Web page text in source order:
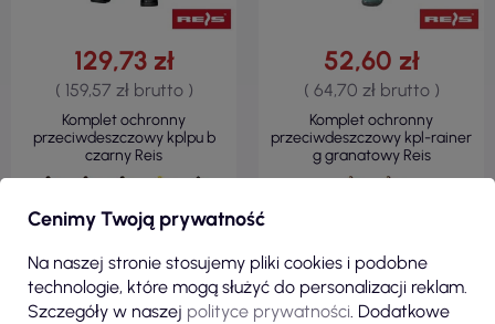
ZOBACZ
129,73 zł
( 159,57 zł brutto )
Komplet ochronny
przeciwdeszczowy kplpu b
czarny Reis
ZOBACZ
52,60 zł
( 64,70 zł brutto )
Komplet ochronny
przeciwdeszczowy kpl-rainer
g granatowy Reis
Cenimy Twoją prywatność
Na naszej stronie stosujemy pliki cookies i podobne
technologie, które mogą służyć do personalizacji reklam.
Szczegóły w naszej polityce prywatności. Dodatkowe